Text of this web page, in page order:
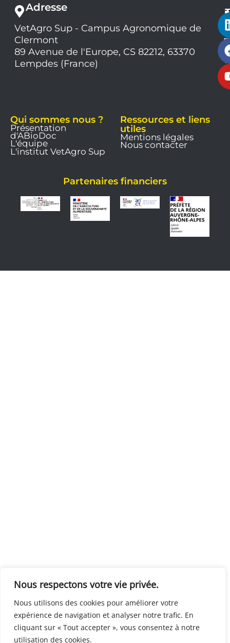
Nous respectons votre vie privée.
Nous utilisons des cookies pour améliorer votre
expérience de navigation et analyser notre trafic. En
cliquant sur « Tout accepter », vous consentez à notre
utilisation des cookies.
Adresse
VetAgro Sup - Campus Agronomique de
Clermont
89 Avenue de l'Europe, CS 82212, 63370
Lempdes (France)
Qui sommes nous ?
Présentation
d'ABioDoc
L'équipe
L'institut VetAgro Sup
Ressources et liens
utiles
Mentions légales
Nous contacter
Partenaires financiers